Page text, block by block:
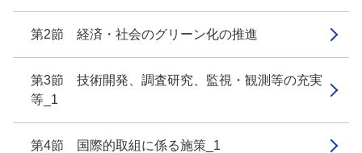
第2節 経済・社会のグリーン化の推進
第3節 技術開発、調査研究、監視・観測等の充実
等_1
第4節 国際的取組に係る施策_1